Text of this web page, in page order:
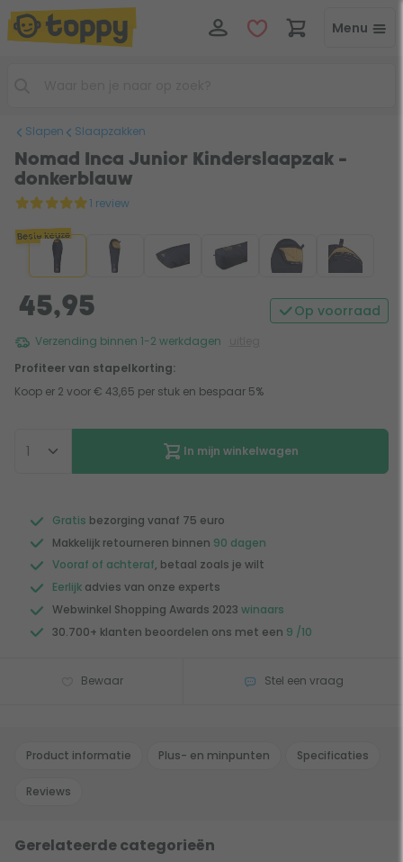
Menu
Slapen Slaapzakken
Nomad Inca Junior Kinderslaapzak -
donkerblauw
1 review
Beste keuze
45,95 Op voorraad
Verzending binnen 1-2 werkdagen
Profiteer van stapelkorting:
Koop er 2 voor € 43,65 per stuk en bespaar 5%
In mijn winkelwagen
Gratis bezorging vanaf 75 euro
Makkelijk retourneren binnen 90 dagen
Vooraf of achteraf, betaal zoals je wilt
Eerlijk advies van onze experts
Webwinkel Shopping Awards 2023 winaars
30.700+ klanten beoordelen ons met een 9 /10
Bewaar Stel een vraag
Product informatie Plus- en minpunten Specificaties
Reviews
Gerelateerde categorieën